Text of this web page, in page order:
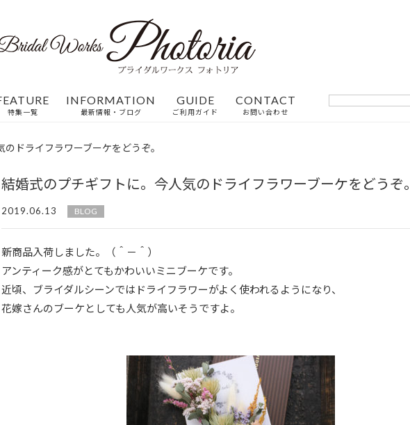
特集一覧
INFORMATION
最新情報・ブログ
GUIDE
ご利用ガイド
CONTACT
お問い合わせ
ドライフラワーブーケをどうぞ。
結婚式のプチギフトに。今人気のドライフラワーブーケをどうぞ。
2019.06.13 BLOG
新商品入荷しました。（＾－＾）
アンティーク感がとてもかわいいミニブーケです。
近頃、ブライダルシーンではドライフラワーがよく使われるようになり、
花嫁さんのブーケとしても人気が高いそうですよ。